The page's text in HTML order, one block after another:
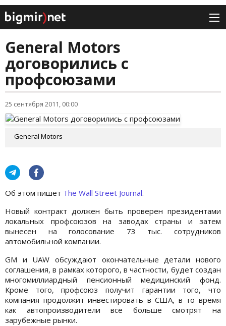
General Motors
договорились с
профсоюзами
25 сентября 2011, 00:00
General Motors
Об этом пишет The Wall Street Journal.
Новый контракт должен быть проверен президентами
локальных профсоюзов на заводах страны и затем
вынесен на голосование 73 тыс. сотрудников
автомобильной компании.
GM и UAW обсуждают окончательные детали нового
соглашения, в рамках которого, в частности, будет создан
многомиллиардный пенсионный медицинский фонд.
Кроме того, профсоюз получит гарантии того, что
компания продолжит инвестировать в США, в то время
как автопроизводители все больше смотрят на
зарубежные рынки.